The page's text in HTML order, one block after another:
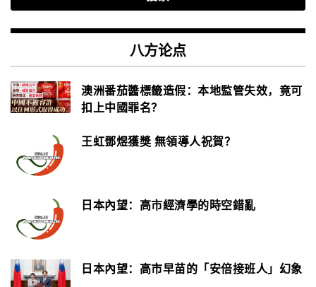
八方论点
澳洲番茄醬標籤造假：本地監管失效，竟可
扣上中國罪名？
王虹鄧煜獲獎 無領導人祝賀？
日本內望：高市經濟學的時空錯亂
日本內望：高市早苗的「安倍接班人」幻象